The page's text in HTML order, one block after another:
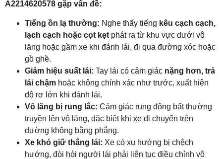
A2214620578 gặp vấn đề:
Tiếng ồn lạ thường: Nghe thấy tiếng kêu cạch cạch,
lạch cạch hoặc cọt kẹt phát ra từ khu vực dưới vô
lăng hoặc gầm xe khi đánh lái, đi qua đường xóc hoặc
gồ ghề.
Giảm hiệu suất lái: Tay lái có cảm giác nặng hơn, trả
lái chậm hoặc không chính xác như trước, xuất hiện
độ rơ lớn khi đánh lái.
Vô lăng bị rung lắc: Cảm giác rung động bất thường
truyền lên vô lăng, đặc biệt khi xe di chuyển trên
đường không bằng phẳng.
Xe khó giữ thẳng lái: Xe có xu hướng bị chệch
hướng, đòi hỏi người lái phải liên tục điều chỉnh vô